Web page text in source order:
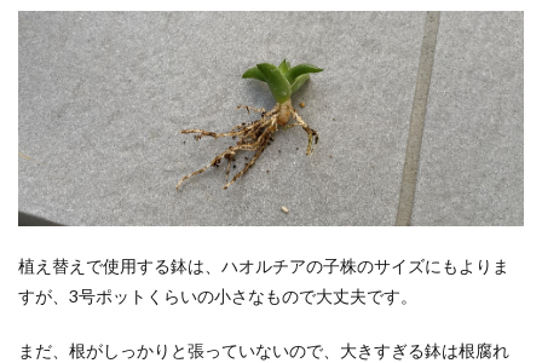
植え替えで使用する鉢は、ハオルチアの子株のサイズにもよりま
すが、3号ポットくらいの小さなもので大丈夫です。
まだ、根がしっかりと張っていないので、大きすぎる鉢は根腐れ